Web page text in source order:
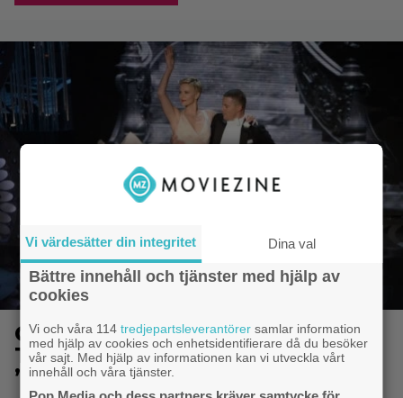
Charlize Theron och Channing
Tatum dansar loss i komedin
”Dance Parents”
Vi värdesätter din integritet Dina val
Bättre innehåll och tjänster med hjälp av
cookies
Vi och våra 114tredjepartsleverantörer samlar information
med hjälp av cookies och enhetsidentifierare då du besöker
vår sajt. Med hjälp av informationen kan vi utveckla vårt
innehåll och våra tjänster.